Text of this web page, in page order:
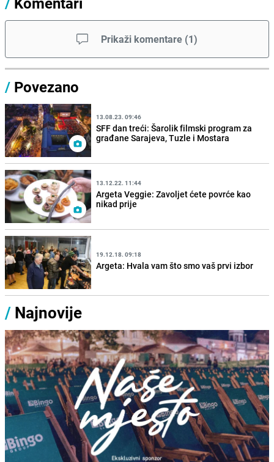
Prikaži komentare (1)
/ Povezano
13.08.23. 09:46
SFF dan treći: Šarolik filmski program za
građane Sarajeva, Tuzle i Mostara
13.12.22. 11:44
Argeta Veggie: Zavoljet ćete povrće kao
nikad prije
19.12.18. 09:18
Argeta: Hvala vam što smo vaš prvi izbor
/ Najnovije